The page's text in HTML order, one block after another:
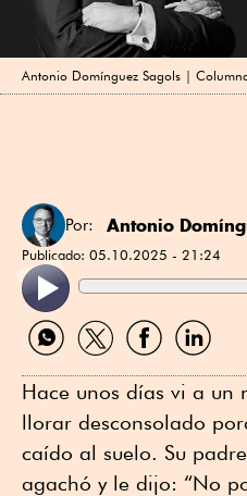
Antonio Domínguez Sagols |
Por: Antonio
Publicado: 05.10.2025 - 21:24
Compartir
por
Compartir
por
Compartir
por
Compartir
por
Hace unos días vi a un
llorar desconsolado
caído al suelo. Su
agachó y le dijo: “No